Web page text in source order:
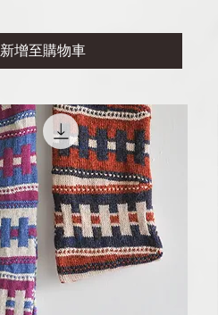
新增至購物車